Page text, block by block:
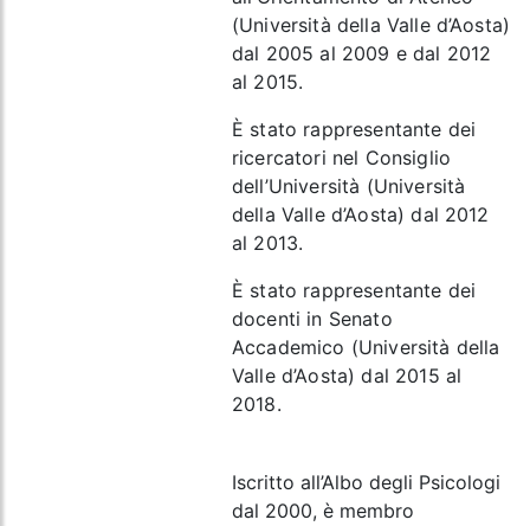
(Università della Valle d’Aosta)
dal 2005 al 2009 e dal 2012
al 2015.
È stato rappresentante dei
ricercatori nel Consiglio
dell’Università (Università
della Valle d’Aosta) dal 2012
al 2013.
È stato rappresentante dei
docenti in Senato
Accademico (Università della
Valle d’Aosta) dal 2015 al
2018.
Iscritto all’Albo degli Psicologi
dal 2000, è membro